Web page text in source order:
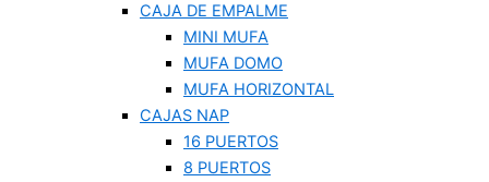
CAJA DE EMPALME
MINI MUFA
MUFA DOMO
MUFA HORIZONTAL
CAJAS NAP
16 PUERTOS
8 PUERTOS